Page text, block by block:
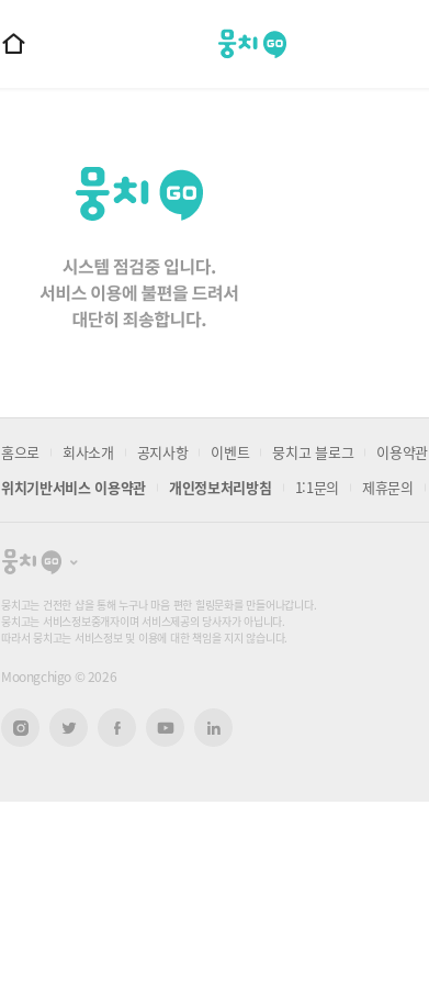
뭉치고
홈
홈으로 회사소개 공지사항 이벤트 뭉치고 블로그
이용약관
위치기반서비스 이용약관
개인정보처리방침 1:1문의 제휴문의
뭉
고
뭉치고는 건전한 샵을 통해 누구나 마음 편한 힐링문화를 만들어나갑니다.
뭉치고는 서비스정보중개자이며 서비스제공의 당사자가 아닙니다.
따라서 뭉치고는 서비스정보 및 이용에 대한 책임을 지지 않습니다.
Moongchigo © 2026